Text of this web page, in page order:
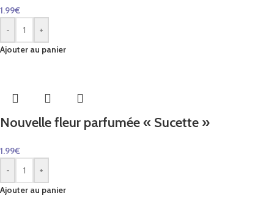
1.99€
-
+
Ajouter au panier
Nouvelle fleur parfumée « Sucette »
1.99€
-
+
Ajouter au panier